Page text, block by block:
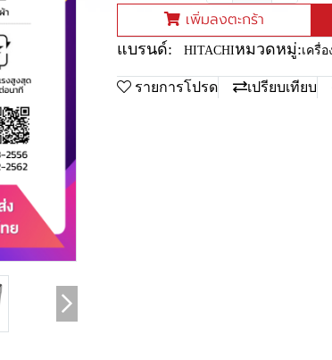
เพิ่มลงตะกร้า
แบรนด์: HITACHIหมวดหมู่:เครื่
รายการโปรด เปรียบเทียบ